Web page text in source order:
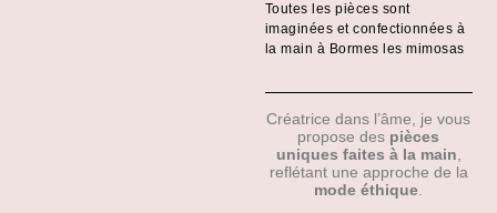
Toutes les pièces sont
imaginées et confectionnées à
la main à Bormes les mimosas
Créatrice dans l’âme, je vous
propose des pièces
uniques faites à la main
reflétant une approche de la
mode éthique